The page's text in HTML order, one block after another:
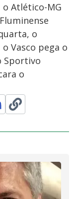
o Atlético-MG
o
Vasco pega o
Sportivo
o